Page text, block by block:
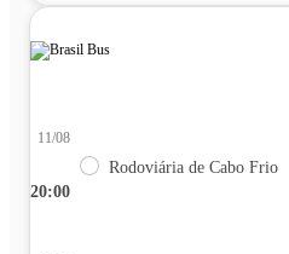
20:00
11/08
Rodoviária de Cabo Frio